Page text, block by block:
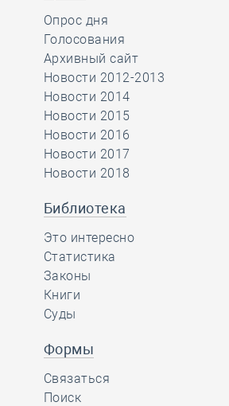
Опрос дня
Голосования
Архивный сайт
Новости 2012-2013
Новости 2014
Новости 2015
Новости 2016
Новости 2017
Новости 2018
Библиотека
Это интересно
Статистика
Законы
Книги
Суды
Формы
Связаться
Поиск